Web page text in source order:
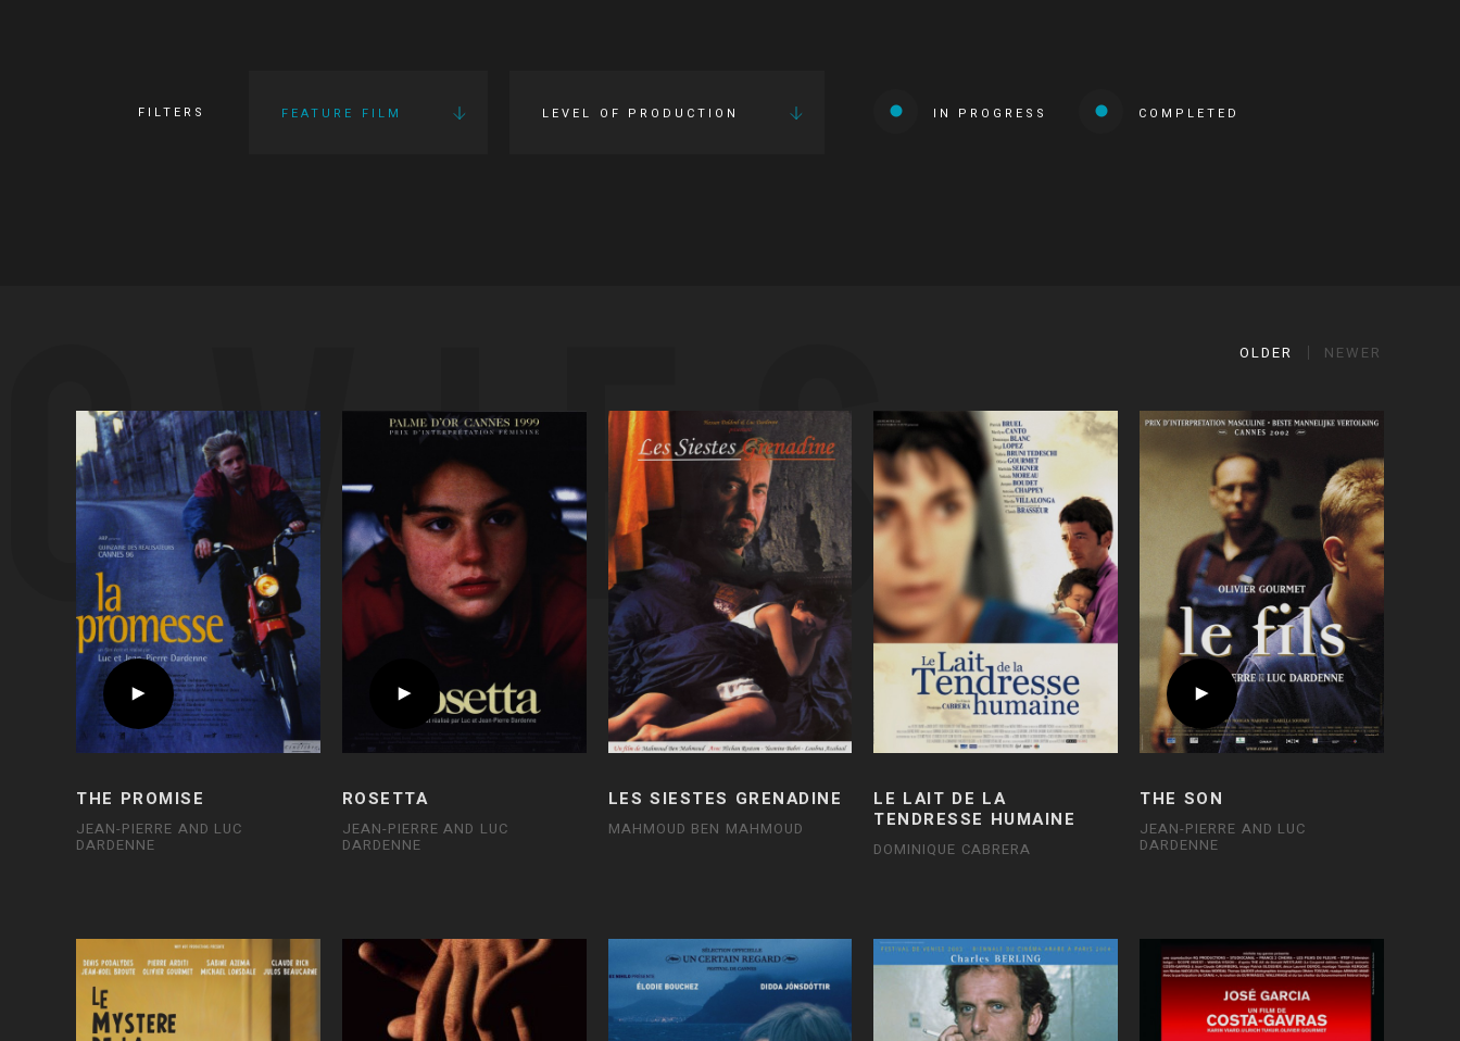
FILTERS FEATURE FILM LEVEL OF PRODUCTION IN PROGRESS COMPLETED
OLDER NEWER
THE PROMISE
JEAN-PIERRE AND LUC
DARDENNE
ROSETTA
JEAN-PIERRE AND LUC
DARDENNE
LES SIESTES GRENADINE
MAHMOUD BEN MAHMOUD
LE LAIT DE LA
TENDRESSE HUMAINE
DOMINIQUE CABRERA
THE SON
JEAN-PIERRE AND LUC
DARDENNE